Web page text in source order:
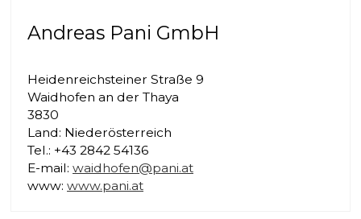
Andreas Pani GmbH
Heidenreichsteiner Straße 9
Waidhofen an der Thaya
3830
Land: Niederösterreich
Tel.: +43 2842 54136
E-mail: waidhofen@pani.at
www: www.pani.at